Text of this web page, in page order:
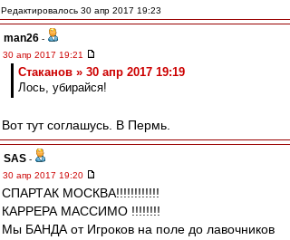
Редактировалось 30 апр 2017 19:23
man26 -
30 апр 2017 19:21
Cтаканов » 30 апр 2017 19:19
Лось, убирайся!
Вот тут соглашусь. В Пермь.
SAS -
30 апр 2017 19:20
СПАРТАК МОСКВА!!!!!!!!!!!!
КАРРЕРА МАССИМО !!!!!!!!
Мы БАНДА от Игроков на поле до лавочников